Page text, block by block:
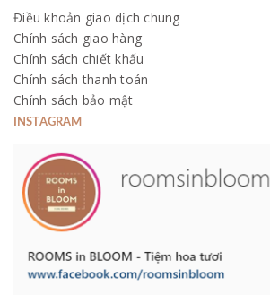
Điều khoản giao dịch chung
Chính sách giao hàng
Chính sách chiết khấu
Chính sách thanh toán
Chính sách bảo mật
INSTAGRAM